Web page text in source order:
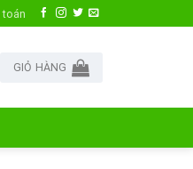
toán
GIỎ HÀNG